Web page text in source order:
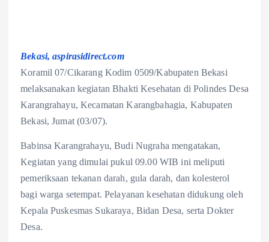
Bekasi, aspirasidirect.com
Koramil 07/Cikarang Kodim 0509/Kabupaten Bekasi
melaksanakan kegiatan Bhakti Kesehatan di Polindes Desa
Karangrahayu, Kecamatan Karangbahagia, Kabupaten
Bekasi, Jumat (03/07).
Babinsa Karangrahayu, Budi Nugraha mengatakan,
Kegiatan yang dimulai pukul 09.00 WIB ini meliputi
pemeriksaan tekanan darah, gula darah, dan kolesterol
bagi warga setempat. Pelayanan kesehatan didukung oleh
Kepala Puskesmas Sukaraya, Bidan Desa, serta Dokter
Desa.